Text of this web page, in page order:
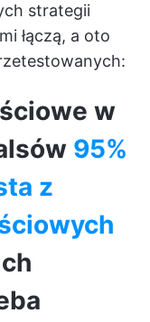
strategii
łączą, a oto
w
95%
z